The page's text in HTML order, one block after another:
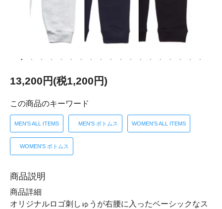
13,200円(税1,200円)
この商品のキーワード
MEN'S ALL ITEMS MEN'S ボトムス WOMEN'S ALL ITEMS
WOMEN'S ボトムス
商品説明
商品詳細
オリジナルロゴ刺しゅうが右腰に入ったベーシックなス